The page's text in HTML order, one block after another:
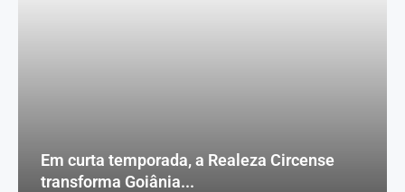
Em curta temporada, a Realeza Circense
transforma Goiânia...